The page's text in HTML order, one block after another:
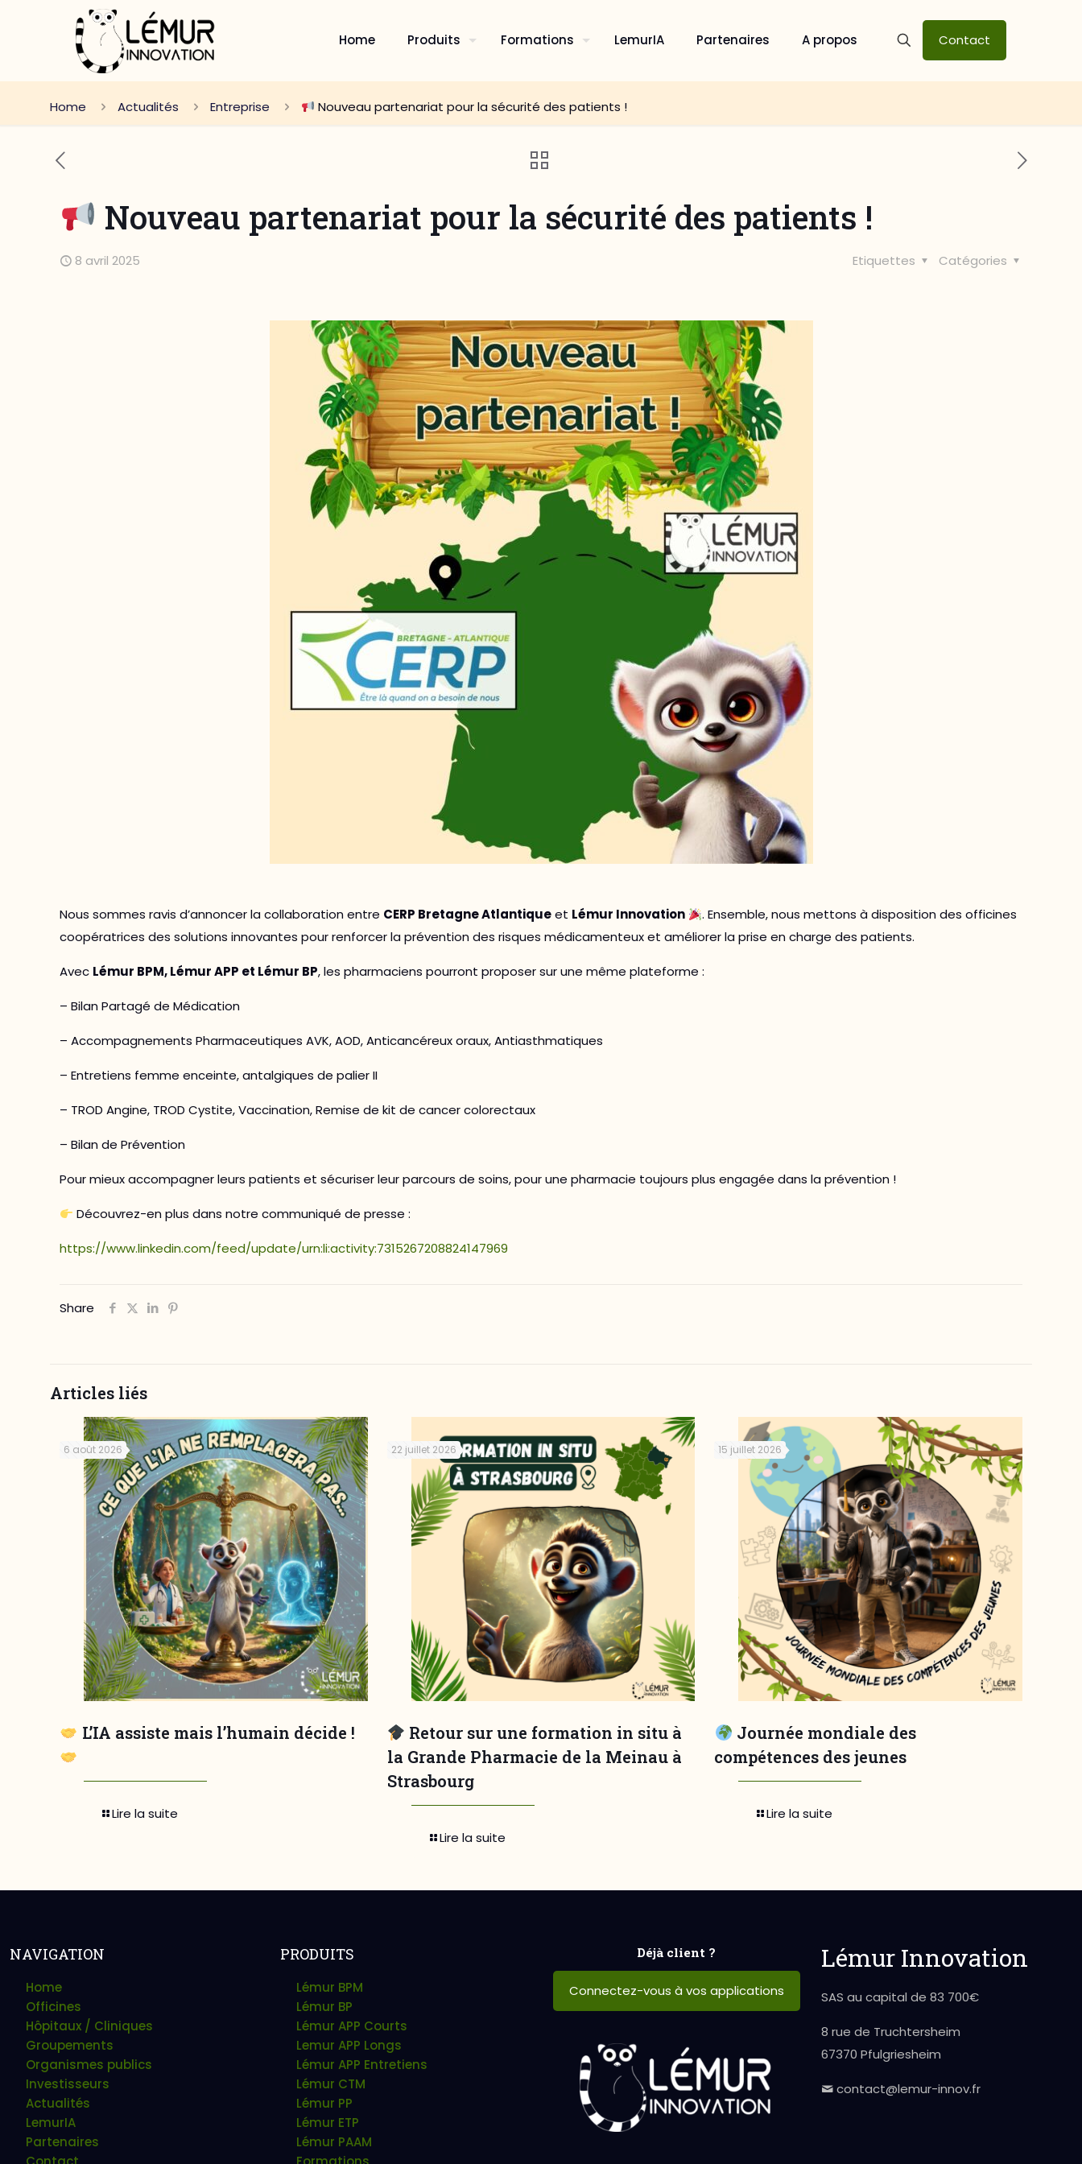
Home Produits Formations LemurIA Partenaires A propos Contact
Home Actualités Entreprise Nouveau partenariat pour la sécurité des patients !
Nouveau partenariat pour la sécurité des patients !
8 avril 2025 Catégories
Etiquettes
Nous sommes ravis d’annoncer la collaboration entre CERP Bretagne Atlantiqueet Lémur Innovation
. Ensemble, nous mettons à disposition des officines
coopératrices des solutions innovantes pour renforcer la prévention des risques médicamenteux et améliorer la prise en charge des patients.
Avec Lémur BPM, Lémur APP et Lémur BP, les pharmaciens pourront proposer sur une même plateforme :
– Bilan Partagé de Médication
– Accompagnements Pharmaceutiques AVK, AOD, Anticancéreux oraux, Antiasthmatiques
– Entretiens femme enceinte, antalgiques de palier II
– TROD Angine, TROD Cystite, Vaccination, Remise de kit de cancer colorectaux
– Bilan de Prévention
Pour mieux accompagner leurs patients et sécuriser leur parcours de soins, pour une pharmacie toujours plus engagée dans la prévention !
Découvrez-en plus dans notre communiqué de presse :
https://www.linkedin.com/feed/update/urn:li:activity:7315267208824147969
Share
Articles liés
6 août 2026
L’IA assiste mais l’humain décide !
Lire la suite
22 juillet 2026
Retour sur une formation in situ à
la Grande Pharmacie de la Meinau à
Strasbourg
Lire la suite
15 juillet 2026
Journée mondiale des
compétences des jeunes
Lire la suite
NAVIGATION
Home
Officines
Hôpitaux / Cliniques
Groupements
Organismes publics
Investisseurs
Actualités
LemurIA
Partenaires
PRODUITS
Lémur BPM
Lémur BP
Lémur APP Courts
Lemur APP Longs
Lémur APP Entretiens
Lémur CTM
Lémur PP
Lémur ETP
Lémur PAAM
Déjà client ?
Connectez-vous à vos applications
Lémur Innovation
SAS au capital de 83 700€
8 rue de Truchtersheim
67370 Pfulgriesheim
contact@lemur-innov.fr